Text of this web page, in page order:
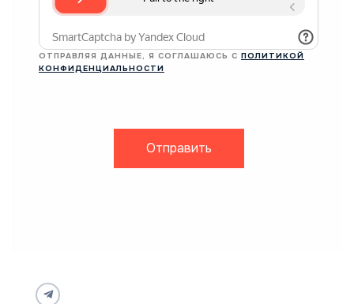
ОТПРАВЛЯЯ ДАННЫЕ, Я СОГЛАШАЮСЬ С ПОЛИТИКОЙ
КОНФИДЕНЦИАЛЬНОСТИ
Отправить